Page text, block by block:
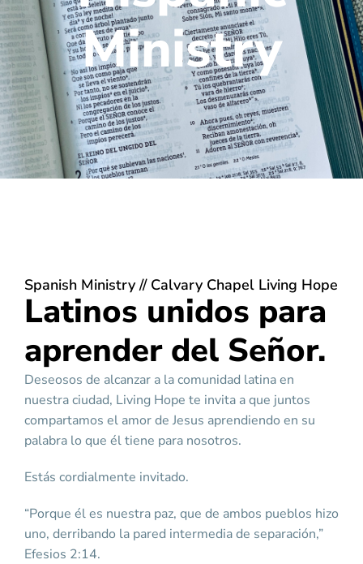
Ministry
Spanish Ministry // Calvary Chapel Living Hope
Latinos unidos para
aprender del Señor.
Deseosos de alcanzar a la comunidad latina en
nuestra ciudad, Living Hope te invita a que juntos
compartamos el amor de Jesus aprendiendo en su
palabra lo que él tiene para nosotros.
Estás cordialmente invitado.
“Porque él es nuestra paz, que de ambos pueblos hizo
uno, derribando la pared intermedia de separación,”
Efesios 2:14.